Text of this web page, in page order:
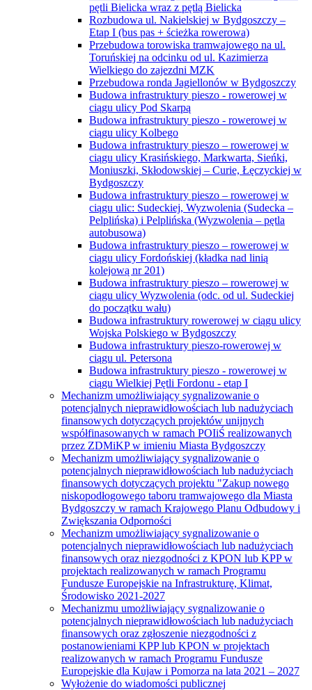
pętli Bielicka wraz z pętlą Bielicka
Rozbudowa ul. Nakielskiej w Bydgoszczy –
Etap I (bus pas + ścieżka rowerowa)
Przebudowa torowiska tramwajowego na ul.
Toruńskiej na odcinku od ul. Kazimierza
Wielkiego do zajezdni MZK
Przebudowa ronda Jagiellonów w Bydgoszczy
Budowa infrastruktury pieszo - rowerowej w
ciągu ulicy Pod Skarpą
Budowa infrastruktury pieszo - rowerowej w
ciągu ulicy Kolbego
Budowa infrastruktury pieszo – rowerowej w
ciągu ulicy Krasińskiego, Markwarta, Sieńki,
Moniuszki, Skłodowskiej – Curie, Łęczyckiej w
Bydgoszczy
Budowa infrastruktury pieszo – rowerowej w
ciągu ulic: Sudeckiej, Wyzwolenia (Sudecka –
Pelplińska) i Pelplińska (Wyzwolenia – pętla
autobusowa)
Budowa infrastruktury pieszo – rowerowej w
ciągu ulicy Fordońskiej (kładka nad linią
kolejową nr 201)
Budowa infrastruktury pieszo – rowerowej w
ciągu ulicy Wyzwolenia (odc. od ul. Sudeckiej
do początku wału)
Budowa infrastruktury rowerowej w ciągu ulicy
Wojska Polskiego w Bydgoszczy
Budowa infrastruktury pieszo-rowerowej w
ciągu ul. Petersona
Budowa infrastruktury pieszo - rowerowej w
ciągu Wielkiej Pętli Fordonu - etap I
Mechanizm umożliwiający sygnalizowanie o
potencjalnych nieprawidłowościach lub nadużyciach
finansowych dotyczących projektów unijnych
współfinasowanych w ramach POIiŚ realizowanych
przez ZDMiKP w imieniu Miasta Bydgoszczy
Mechanizm umożliwiający sygnalizowanie o
potencjalnych nieprawidłowościach lub nadużyciach
finansowych dotyczących projektu "Zakup nowego
niskopodłogowego taboru tramwajowego dla Miasta
Bydgoszczy w ramach Krajowego Planu Odbudowy i
Zwiększania Odporności
Mechanizm umożliwiający sygnalizowanie o
potencjalnych nieprawidłowościach lub nadużyciach
finansowych oraz niezgodności z KPON lub KPP w
projektach realizowanych w ramach Programu
Fundusze Europejskie na Infrastrukturę, Klimat,
Środowisko 2021-2027
Mechanizmu umożliwiający sygnalizowanie o
potencjalnych nieprawidłowościach lub nadużyciach
finansowych oraz zgłoszenie niezgodności z
postanowieniami KPP lub KPON w projektach
realizowanych w ramach Programu Fundusze
Europejskie dla Kujaw i Pomorza na lata 2021 – 2027
Wyłożenie do wiadomości publicznej